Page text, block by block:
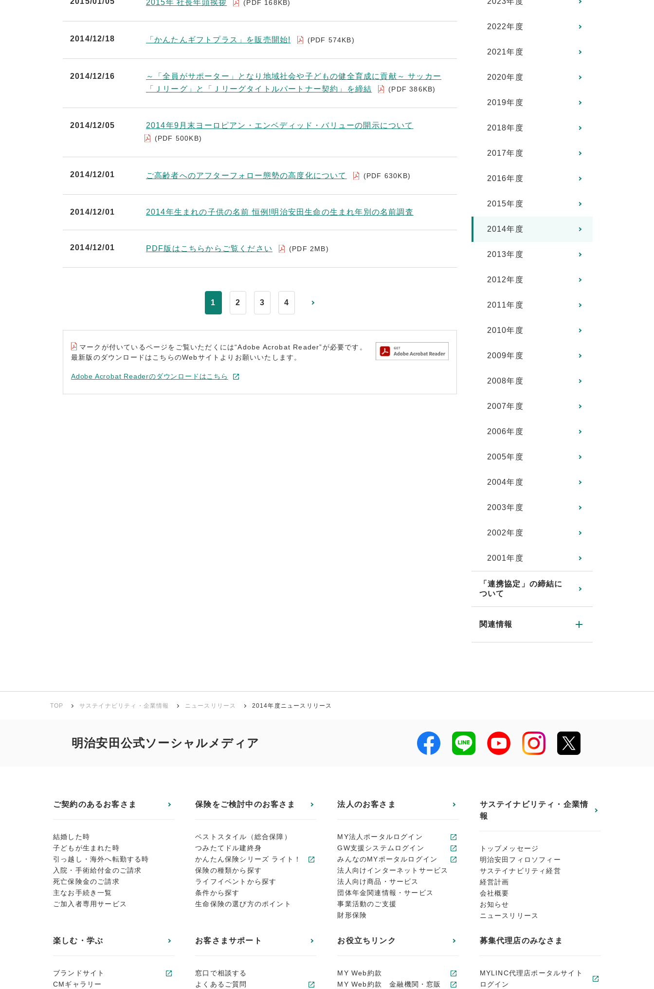
2015年 社長年頭挨拶 (PDF 168KB)
2014/12/18 「かんたんギフトプラス」を販売開始! (PDF 574KB)
2014/12/16
～「全員がサポーター」となり地域社会や子どもの健全育成に貢献～ サッカー
「Ｊリーグ」と「Ｊリーグタイトルパートナー契約」を締結
(PDF 386KB)
2014/12/05 2014年9月末ヨーロピアン・エンベディッド・バリューの開示について
(PDF 500KB)
2014/12/01 ご高齢者へのアフターフォロー態勢の高度化について (PDF 630KB)
2014/12/01 2014年生まれの子供の名前 恒例!明治安田生命の生まれ年別の名前調査
2014/12/01 PDF版はこちらからご覧ください (PDF 2MB)
1 2 3 4
マークが付いているページをご覧いただくには“Adobe Acrobat Reader”が必要です。
最新版のダウンロードはこちらのWebサイトよりお願いいたします。
Adobe Acrobat Readerのダウンロードはこちら
2022年度
2021年度
2020年度
2019年度
2018年度
2017年度
2016年度
2015年度
2014年度
2013年度
2012年度
2011年度
2010年度
2009年度
2008年度
2007年度
2006年度
2005年度
2004年度
2003年度
2002年度
2001年度
「連携協定」の締結に
ついて
関連情報
TOP サステイナビリティ・企業情報 ニュースリリース 2014年度ニュースリリース
明治安田公式ソーシャルメディア
ご契約のあるお客さま
結婚した時
子どもが生まれた時
引っ越し・海外へ転勤する時
入院・手術給付金のご請求
死亡保険金のご請求
主なお手続き一覧
ご加入者専用サービス
保険をご検討中のお客さま
ベストスタイル（総合保障）
つみたてドル建終身
かんたん保険シリーズ ライト！
保険の種類から探す
ライフイベントから探す
条件から探す
生命保険の選び方のポイント
法人のお客さま
MY法人ポータルログイン
GW支援システムログイン
みんなのMYポータルログイン
法人向けインターネットサービス
法人向け商品・サービス
団体年金関連情報・サービス
事業活動のご支援
財形保険
サステイナビリティ・企業情
報
トップメッセージ
明治安田フィロソフィー
サステイナビリティ経営
経営計画
会社概要
お知らせ
ニュースリリース
楽しむ・学ぶ
ブランドサイト
CMギャラリー
お客さまサポート
窓口で相談する
よくあるご質問
お役立ちリンク
MY Web約款
MY Web約款 金融機関・窓販
募集代理店のみなさま
MYLINC代理店ポータルサイト
ログイン